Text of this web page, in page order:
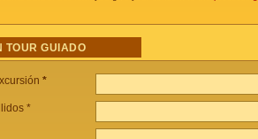
TOUR GUIADO
*
*